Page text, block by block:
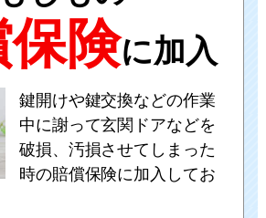
保険に加入
鍵開けや鍵交換などの作業
中に謝って玄関ドアなどを
破損、汚損させてしまった
時の賠償保険に加入してお